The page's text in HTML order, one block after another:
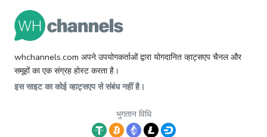
whchannels.com अपने उपयोगकर्ताओं द्वारा योगदानित व्हाट्सएप चैनल और
समूहों का एक संग्रह होस्ट करता है।
इस साइट का कोई व्हाट्सएप से संबंध नहीं है।
भुगतान विधि